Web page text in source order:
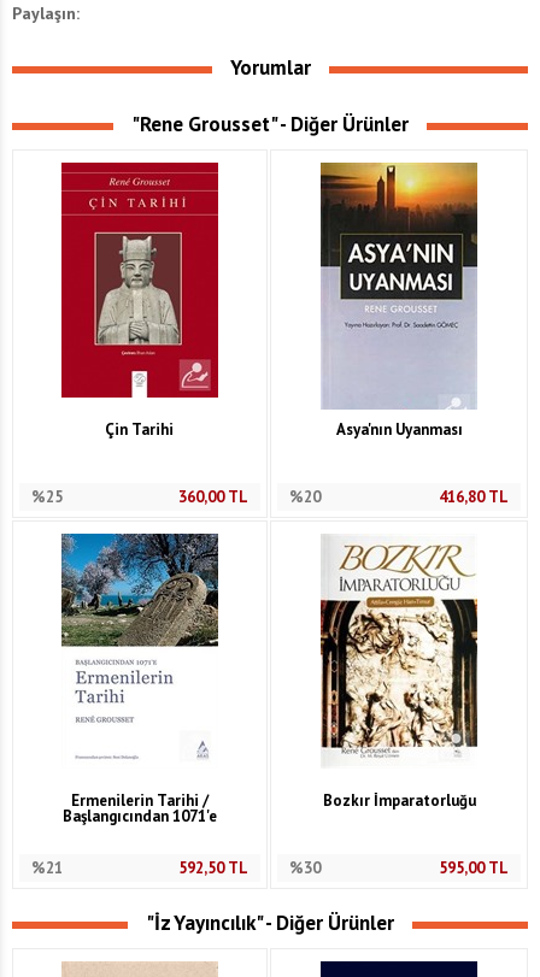
Paylaşın:
Yorumlar
"Rene Grousset" - Diğer Ürünler
Çin Tarihi
%25 360,00TL
Asya'nın Uyanması
%20 416,80TL
Ermenilerin Tarihi /
Başlangıcından 1071'e
%21 592,50TL
Bozkır İmparatorluğu
%30 595,00TL
"İz Yayıncılık" - Diğer Ürünler